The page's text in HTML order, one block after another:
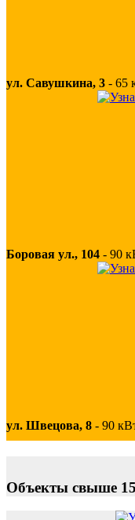
ул. Савушкина, 3 - 65
Боровая ул., 104 - 90
ул. Швецова, 8 - 90
Объекты свыше